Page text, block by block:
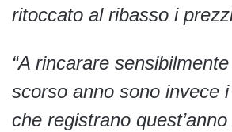
ritoccato al ribasso i
“A rincarare
scorso anno sono invece
che registrano